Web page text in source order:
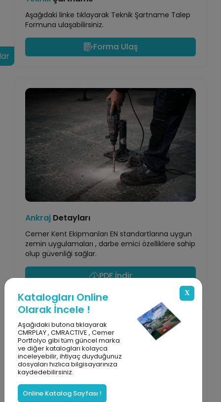
Aşağıdaki linke tıklayarak Teknik Şartname Talep
Formuna ulaşabilirsiniz.
Forma Ulaş
Ankraj Detayları
Cemer Kent Ekipmanları EN standartlarına uygun
zemin uygulamaları , darbe emici özelliklere sahip
olup güvenliği sağlar.
PDF İndir
X
Katalogları Online
Olarak İncele !
Aşağıdaki butona tıklayarak
CMRPLAY , CMRACTIVE , Cemer
Portfolyo gibi tüm güncel marka
ve diğer katalogları kolayca
inceleyebilir, ihtiyaç duyduğunuz
dosyaları hızlıca bilgisayarınıza
kaydedebilirsiniz.
Online Katalog Sayfası !